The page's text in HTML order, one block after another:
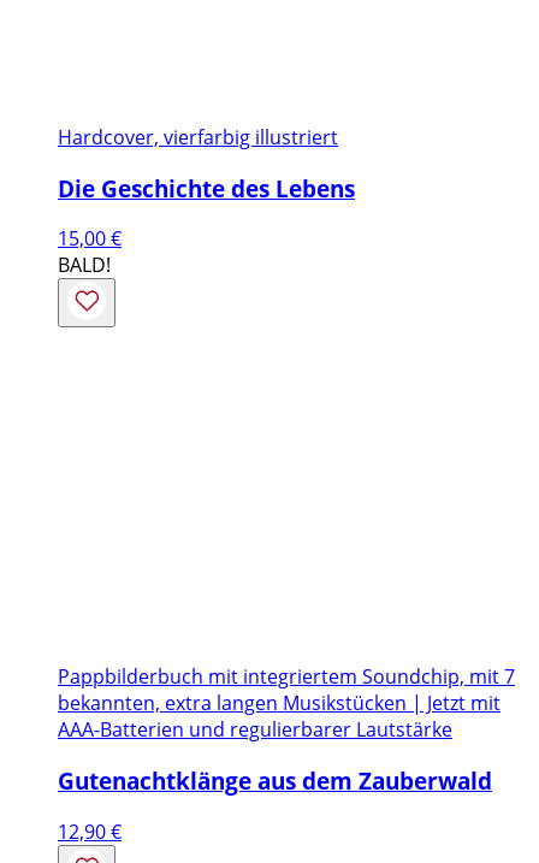
Hardcover, vierfarbig illustriert
Die Geschichte des Lebens
15,00€
BALD!
Pappbilderbuch mit integriertem Soundchip, mit 7
bekannten, extra langen Musikstücken | Jetzt mit
AAA-Batterien und regulierbarer Lautstärke
Gutenachtklänge aus dem Zauberwald
12,90€